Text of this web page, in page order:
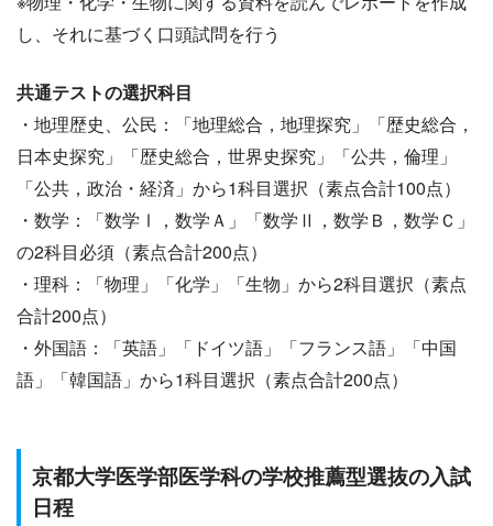
し、それに基づく口頭試問を行う
共通テストの選択科目
・地理歴史、公民：「地理総合，地理探究」「歴史総合，
日本史探究」「歴史総合，世界史探究」「公共，倫理」
「公共，政治・経済」から1科目選択（素点合計100点）
・数学：「数学Ⅰ，数学Ａ」「数学Ⅱ，数学Ｂ，数学Ｃ」
の2科目必須（素点合計200点）
・理科：「物理」「化学」「生物」から2科目選択（素点
合計200点）
・外国語：「英語」「ドイツ語」「フランス語」「中国
語」「韓国語」から1科目選択（素点合計200点）
京都大学医学部医学科の学校推薦型選抜の入試
日程